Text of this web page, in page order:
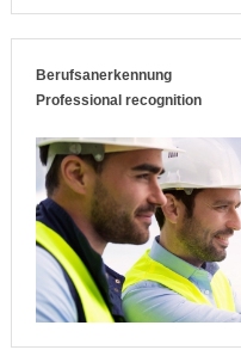
Berufsanerkennung
Professional recognition